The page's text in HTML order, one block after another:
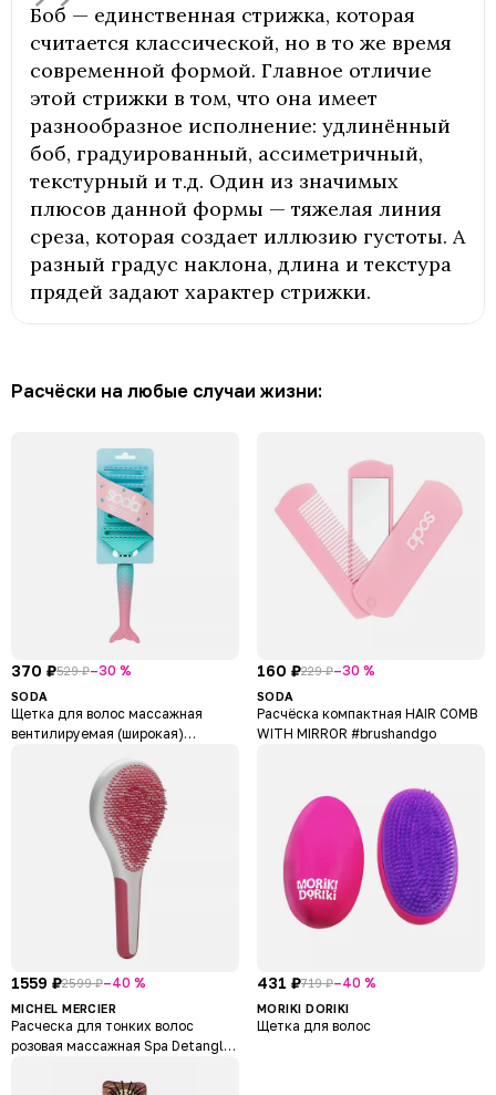
Боб — единственная стрижка, которая
считается классической, но в то же время
современной формой. Главное отличие
этой стрижки в том, что она имеет
разнообразное исполнение: удлинённый
боб, градуированный, ассиметричный,
текстурный и т.д. Один из значимых
плюсов данной формы — тяжелая линия
среза, которая создает иллюзию густоты. А
разный градус наклона, длина и текстура
прядей задают характер стрижки.
Расчёски на любые случаи жизни:
370 ₽529 ₽–30 %
SODA
Щетка для волос массажная
вентилируемая (широкая)
160 ₽229 ₽–30 %
SODA
Расчёска компактная HAIR COMB
WITH MIRROR #brushandgo
1559 ₽2599 ₽–40 %
MICHEL MERCIER
Расческа для тонких волос
розовая массажная Spa Detangler
431 ₽719 ₽–40 %
MORIKI DORIKI
Щетка для волос